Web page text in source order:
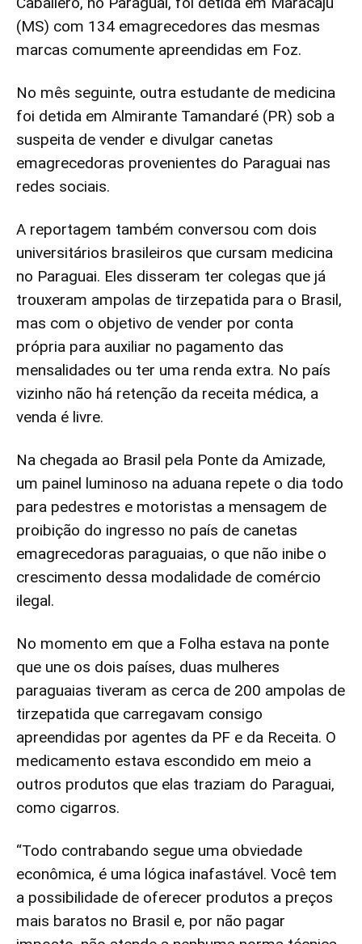
(MS) com 134 emagrecedores das mesmas
marcas comumente apreendidas em Foz.
No mês seguinte, outra estudante de medicina
foi detida em Almirante Tamandaré (PR) sob a
suspeita de vender e divulgar canetas
emagrecedoras provenientes do Paraguai nas
redes sociais.
A reportagem também conversou com dois
universitários brasileiros que cursam medicina
no Paraguai. Eles disseram ter colegas que já
trouxeram ampolas de tirzepatida para o Brasil,
mas com o objetivo de vender por conta
própria para auxiliar no pagamento das
mensalidades ou ter uma renda extra. No país
vizinho não há retenção da receita médica, a
venda é livre.
Na chegada ao Brasil pela Ponte da Amizade,
um painel luminoso na aduana repete o dia todo
para pedestres e motoristas a mensagem de
proibição do ingresso no país de canetas
emagrecedoras paraguaias, o que não inibe o
crescimento dessa modalidade de comércio
ilegal.
No momento em que a Folha estava na ponte
que une os dois países, duas mulheres
paraguaias tiveram as cerca de 200 ampolas de
tirzepatida que carregavam consigo
apreendidas por agentes da PF e da Receita. O
medicamento estava escondido em meio a
outros produtos que elas traziam do Paraguai,
como cigarros.
“Todo contrabando segue uma obviedade
econômica, é uma lógica inafastável. Você tem
a possibilidade de oferecer produtos a preços
mais baratos no Brasil e, por não pagar